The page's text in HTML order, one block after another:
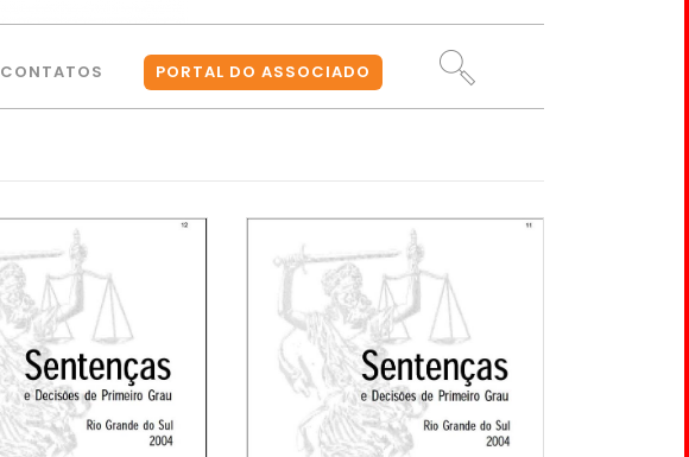
CONTATOS PORTAL DO ASSOCIADO